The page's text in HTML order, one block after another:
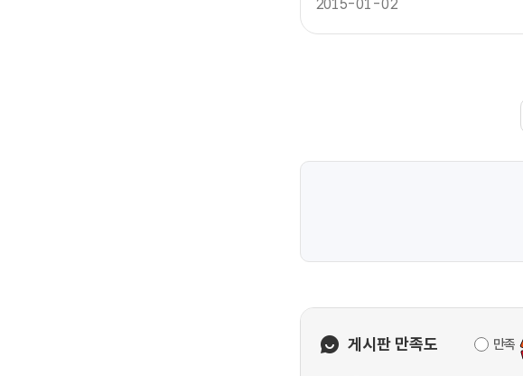
2015-01-02
게시판 만족도 만족